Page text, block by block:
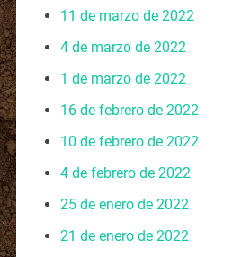
11 de marzo de 2022
4 de marzo de 2022
1 de marzo de 2022
16 de febrero de 2022
10 de febrero de 2022
4 de febrero de 2022
25 de enero de 2022
21 de enero de 2022